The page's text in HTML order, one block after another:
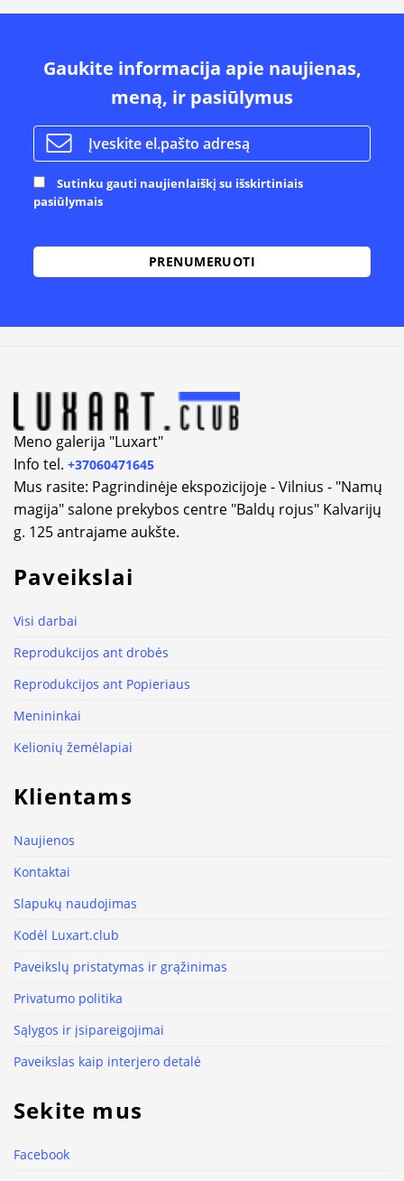
Gaukite informacija apie naujienas,
meną, ir pasiūlymus
Sutinku gauti naujienlaiškį su išskirtiniais
pasiūlymais
Meno galerija "Luxart"
Info tel. +37060471645
Mus rasite: Pagrindinėje ekspozicijoje - Vilnius - "Namų
magija" salone prekybos centre "Baldų rojus" Kalvarijų
g. 125 antrajame aukšte.
Paveikslai
Visi darbai
Reprodukcijos ant drobės
Reprodukcijos ant Popieriaus
Menininkai
Kelionių žemėlapiai
Klientams
Naujienos
Kontaktai
Slapukų naudojimas
Kodėl Luxart.club
Paveikslų pristatymas ir grąžinimas
Privatumo politika
Sąlygos ir įsipareigojimai
Paveikslas kaip interjero detalė
Sekite mus
Facebook